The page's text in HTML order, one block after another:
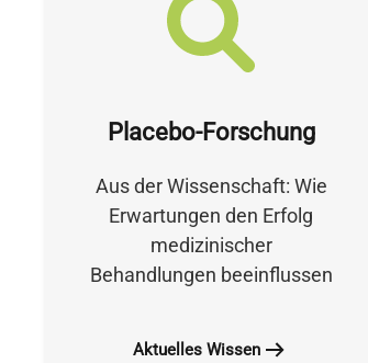
Placebo-Forschung
Aus der Wissenschaft: Wie
Erwartungen den Erfolg
medizinischer
Behandlungen beeinflussen
Aktuelles Wissen